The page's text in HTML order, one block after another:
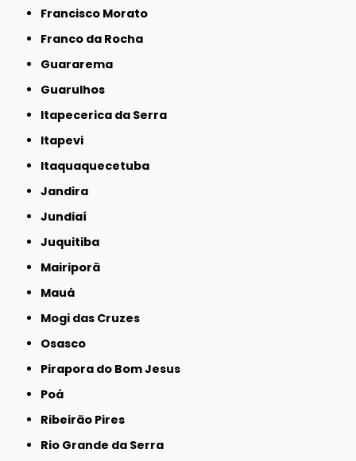
Francisco Morato
Franco da Rocha
Guararema
Guarulhos
Itapecerica da Serra
Itapevi
Itaquaquecetuba
Jandira
Jundiaí
Juquitiba
Mairiporã
Mauá
Mogi das Cruzes
Osasco
Pirapora do Bom Jesus
Poá
Ribeirão Pires
Rio Grande da Serra